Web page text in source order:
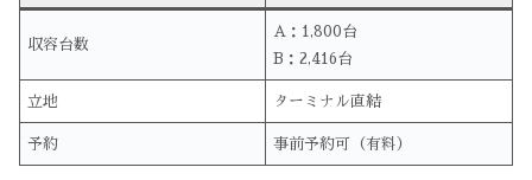
収容台数
A：1,800台
B：2,416台
立地 ターミナル直結
予約 事前予約可（有料）